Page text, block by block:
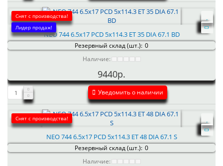
Снят с производства!
Лидер продаж!
NEO 744 6.5x17 PCD 5x114.3 ET 35 DIA 67.1 BD
Резервный склад (шт.): 0
Наличие:
9440р.
Уведомить о наличии
Снят с производства!
NEO 744 6.5x17 PCD 5x114.3 ET 48 DIA 67.1 S
Резервный склад (шт.): 0
Наличие: